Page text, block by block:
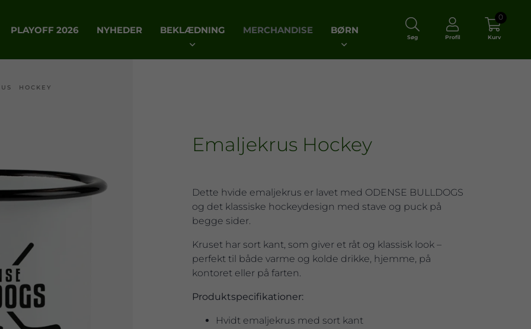
PLAYOFF 2026 NYHEDER BEKLÆDNING MERCHANDISE BØRN
Søg Profil Kurv
0
HOCKEY
Emaljekrus Hockey
Dette hvide emaljekrus er lavet med ODENSE BULLDOGS
og det klassiske hockeydesign med stave og puck på
begge sider.
Kruset har sort kant, som giver et råt og klassisk look –
perfekt til både varme og kolde drikke, hjemme, på
kontoret eller på farten.
Produktspecifikationer:
Hvidt emaljekrus med sort kant